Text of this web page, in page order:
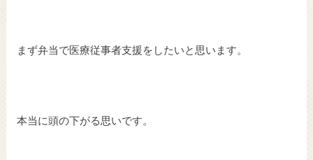
まず弁当で医療従事者支援をしたいと思います。
本当に頭の下がる思いです。